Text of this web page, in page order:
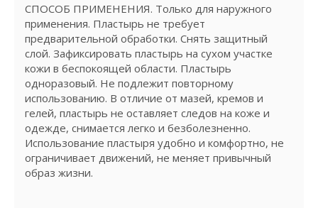
СПОСОБ ПРИМЕНЕНИЯ. Только для наружного
применения. Пластырь не требует
предварительной обработки. Снять защитный
слой. Зафиксировать пластырь на сухом участке
кожи в беспокоящей области. Пластырь
одноразовый. Не подлежит повторному
использованию. В отличие от мазей, кремов и
гелей, пластырь не оставляет следов на коже и
одежде, снимается легко и безболезненно.
Использование пластыря удобно и комфортно, не
ограничивает движений, не меняет привычный
образ жизни.